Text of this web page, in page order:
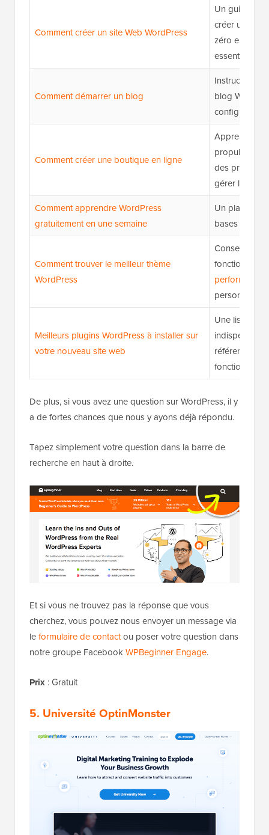
Comment créer un site Web WordPress
Un guide
créer un site
zéro en
essentiels.
Comment démarrer un blog
Instructions
blog
configurer
Comment créer une boutique en ligne
Apprenez à
propulsée
des produits,
gérer les
Comment apprendre WordPress
gratuitement en une semaine
Un plan
bases de
Comment trouver le meilleur thème
WordPress
Conseils
fonction du
performances
Meilleurs plugins WordPress à installer sur
votre nouveau site web
Une liste
De plus, si vous avez une question sur WordPress, il y
a de fortes chances que nous y ayons déjà répondu.
Tapez simplement votre question dans la barre de
recherche en haut à droite.
Et si vous ne trouvez pas la réponse que vous
cherchez, vous pouvez nous envoyer un message via
leformulaire de contactou poser votre question dans
notre groupe FacebookWPBeginner Engage.
Prix : Gratuit
5. Université OptinMonster